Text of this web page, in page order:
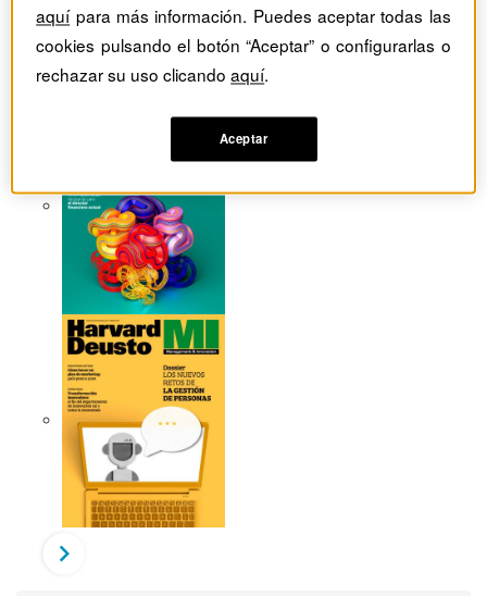
Dossieres
Revistas del mes
aquípara más información. Puedes aceptar todas las
cookies pulsando el botón “Aceptar” o configurarlas o
rechazar su uso clicandoaquí.
Aceptar